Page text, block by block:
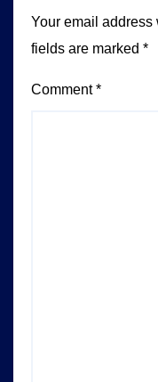
Your email
fields are marked *
Comment*